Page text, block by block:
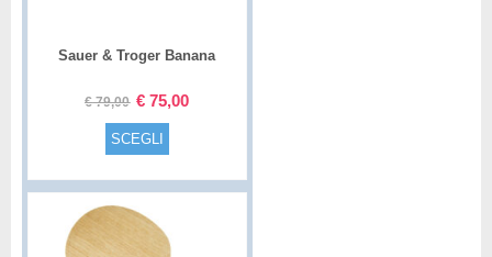
Sauer & Troger Banana
€79,00 € 75,00
SCEGLI